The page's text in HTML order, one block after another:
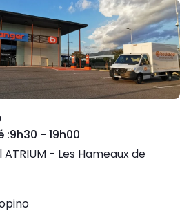
:Day of the Week
9h30 - 19h00
- Les Hameaux de